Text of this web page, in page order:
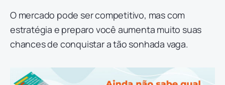
O mercado pode ser competitivo, mas com
estratégia e preparo você aumenta muito suas
chances de conquistar a tão sonhada vaga.